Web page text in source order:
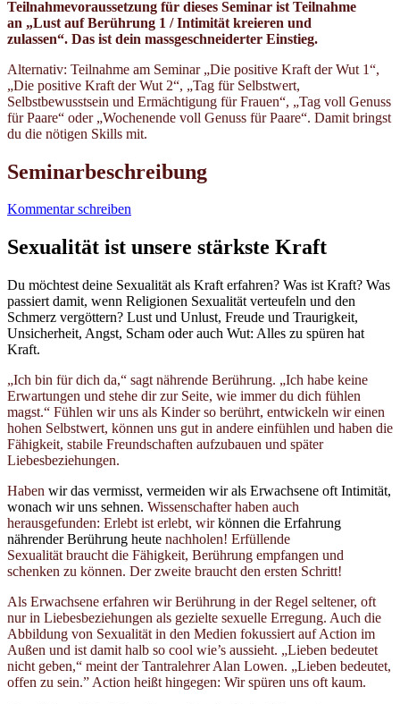
Teilnahmevoraussetzung für dieses Seminar ist Teilnahme
an „Lust auf Berührung 1 / Intimität kreieren und
zulassen“. Das ist dein massgeschneiderter Einstieg.
Alternativ: Teilnahme am Seminar „Die positive Kraft der Wut 1“,
„Die positive Kraft der Wut 2“, „Tag für Selbstwert,
Selbstbewusstsein und Ermächtigung für Frauen“, „Tag voll Genuss
für Paare“ oder „Wochenende voll Genuss für Paare“. Damit bringst
du die nötigen Skills mit.
Seminarbeschreibung
Kommentar schreiben
Sexualität ist unsere stärkste Kraft
Du möchtest deine Sexualität als Kraft erfahren? Was ist Kraft? Was
passiert damit, wenn Religionen Sexualität verteufeln und den
Schmerz vergöttern? Lust und Unlust, Freude und Traurigkeit,
Unsicherheit, Angst, Scham oder auch Wut: Alles zu spüren hat
Kraft.
„Ich bin für dich da,“ sagt nährende Berührung. „Ich habe keine
Erwartungen und stehe dir zur Seite, wie immer du dich fühlen
magst.“ Fühlen wir uns als Kinder so berührt, entwickeln wir einen
hohen Selbstwert, können uns gut in andere einfühlen und haben die
Fähigkeit, stabile Freundschaften aufzubauen und später
Liebesbeziehungen.
Haben wir das vermisst, vermeiden wir als Erwachsene oft Intimität,
wonach wir uns sehnen. Wissenschafter haben auch
herausgefunden: Erlebt ist erlebt, wirkönnen die Erfahrung
nährender Berührung heute nachholen! Erfüllende
Sexualität braucht die Fähigkeit, Berührung empfangen und
schenken zu können. Der zweite braucht den ersten Schritt!
Als Erwachsene erfahren wir Berührung in der Regel seltener, oft
nur in Liebesbeziehungen als gezielte sexuelle Erregung. Auch die
Abbildung von Sexualität in den Medien fokussiert auf Action im
Außen und ist damit halb so cool wie’s aussieht. „Lieben bedeutet
nicht geben,“ meint der Tantralehrer Alan Lowen. „Lieben bedeutet,
offen zu sein.” Action heißt hingegen: Wir spüren uns oft kaum.